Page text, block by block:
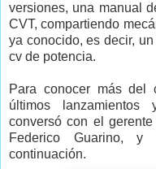
versiones, una manual
CVT, compartiendo
ya conocido, es decir,
cv de potencia.
Para conocer más del
últimos
conversó con el
Federico Guarino,
continuación.